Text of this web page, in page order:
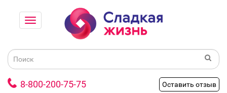
8-800-200-75-75
Оставить отзыв